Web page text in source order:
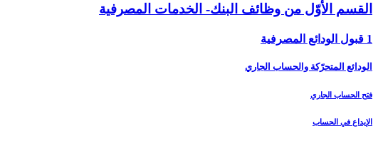
القسم الأوّل من وظائف البنك- الخدمات المصرفية
1 قبول الودائع المصرفية
الودائع المتحرّكة والحساب الجاري
فتح الحساب الجاري
الإيداع في الحساب